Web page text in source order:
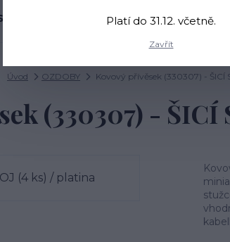
OZDOBY RAZÍTKA
Úvod OZDOBY Kovový přívěsek (330307) - ŠICÍ
(330307) - ŠICÍ
Platí do 31.12. včetně.
Zavřít